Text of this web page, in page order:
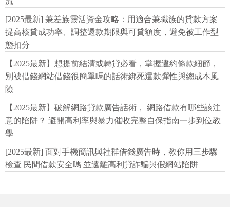
[2025最新] 兼差族靈活資金攻略：用適合兼職族的貸款方案
提高核貸成功率、調整還款期限與可貸額度，避免被工作型
態扣分
【2025最新】想提前結清或轉貸必看，掌握違約條款細節，
別被借錢網站借錢很簡單嗎的話術綁死還款彈性與總成本風
險
【2025最新】破解網路貸款廣告話術， 網路借款有哪些該注
意的陷阱？ 避開高利率與暴力催收完整自保指南一步到位教
學
[2025最新] 面對手機簡訊與社群借錢廣告時，教你用三步驟
檢查 民間借款安全嗎 並遠離高利貸詐騙與假網站陷阱